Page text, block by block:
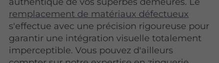
remplacement de matériaux défectueux
s'effectue avec une précision rigoureuse pour
garantir une intégration visuelle totalement
imperceptible. Vous pouvez d'ailleurs